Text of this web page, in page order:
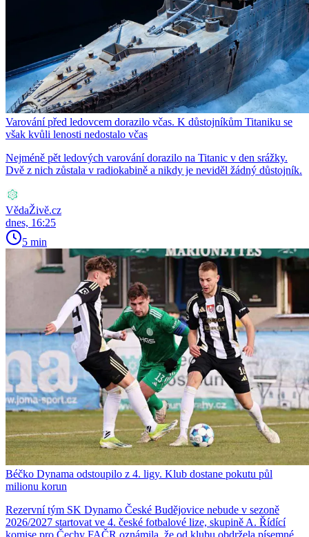
Varování před ledovcem dorazilo včas. K důstojníkům Titaniku se
však kvůli lenosti nedostalo včas
Nejméně pět ledových varování dorazilo na Titanic v den srážky.
Dvě z nich zůstala v radiokabině a nikdy je neviděl žádný důstojník.
VědaŽivě.cz
dnes, 16:25
5 min
Béčko Dynama odstoupilo z 4. ligy. Klub dostane pokutu půl
milionu korun
Rezervní tým SK Dynamo České Budějovice nebude v sezoně
2026/2027 startovat ve 4. české fotbalové lize, skupině A. Řídící